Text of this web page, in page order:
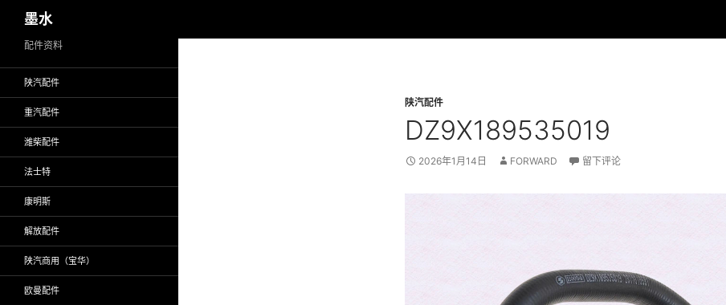
至
墨水
陕汽配件
DZ9X189535019
2026年1月14日 FORWARD 留下评论
配件资料
陕汽配件
重汽配件
潍柴配件
法士特
康明斯
解放配件
陕汽商用（宝华）
欧曼配件